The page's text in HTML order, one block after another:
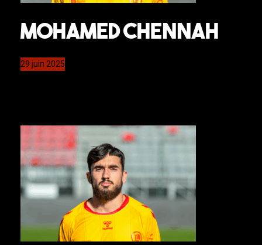
Mohamed Chennah
29 juin 2025